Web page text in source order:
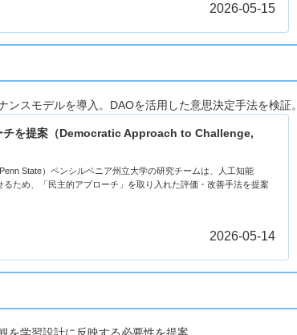
2026-05-15
スモデルを導入。DAOを活用した意思決定手法を検証。
チを提案（Democratic Approach to Challenge,
State）ペンシルベニア州立大学の研究チームは、人工知能
るため、「民主的アプローチ」を取り入れた評価・改善手法を提案
2026-05-14